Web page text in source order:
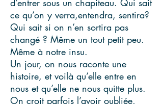
d’entrer sous un chapiteau. Qui sait
ce qu’on y verra,entendra, sentira?
Qui sait si on n’en sortira pas
changé ? Même un tout petit peu.
Même à notre insu.
Un jour, on nous raconte une
histoire, et voilà qu’elle entre en
nous et qu’elle ne nous quitte plus.
On croit parfois l’avoir oubliée,